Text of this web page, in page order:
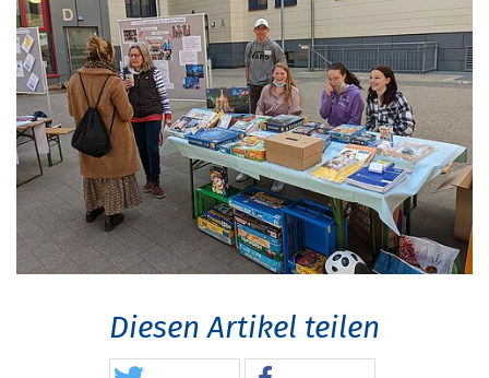
Diesen Artikel teilen